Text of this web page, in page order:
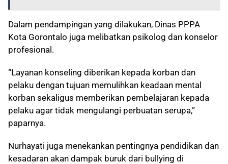
Dalam pendampingan yang dilakukan, Dinas PPPA
Kota Gorontalo juga melibatkan psikolog dan konselor
profesional.
“Layanan konseling diberikan kepada korban dan
pelaku dengan tujuan memulihkan keadaan mental
korban sekaligus memberikan pembelajaran kepada
pelaku agar tidak mengulangi perbuatan serupa,”
paparnya.
Nurhayati juga menekankan pentingnya pendidikan dan
kesadaran akan dampak buruk dari bullying di